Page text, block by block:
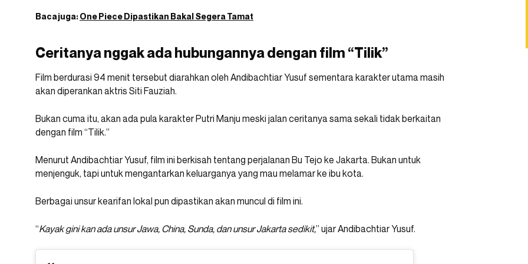
Baca juga:One Piece Dipastikan Bakal Segera Tamat
Ceritanya nggak ada hubungannya dengan film “Tilik”
Film berdurasi 94 menit tersebut diarahkan oleh Andibachtiar Yusuf sementara karakter utama masih
akan diperankan aktris Siti Fauziah.
Bukan cuma itu, akan ada pula karakter Putri Manju meski jalan ceritanya sama sekali tidak berkaitan
dengan film “Tilik.”
Menurut Andibachtiar Yusuf, film ini berkisah tentang perjalanan Bu Tejo ke Jakarta. Bukan untuk
menjenguk, tapi untuk mengantarkan keluarganya yang mau melamar ke ibu kota.
Berbagai unsur kearifan lokal pun dipastikan akan muncul di film ini.
“Kayak gini kan ada unsur Jawa, China, Sunda, dan unsur Jakarta sedikit,” ujar Andibachtiar Yusuf.